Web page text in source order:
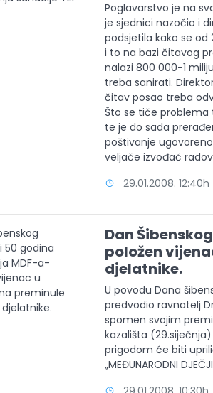
Poglavarstvo je na
je sjednici nazočio i
podsjetila kako se
i to na bazi čitavog
nalazi 800 000-1
treba sanirati.
čitav posao treba
Što se tiče problema
te je do sada
poštivanje
veljače izvođač
29.01.2008. 12:40h
Dan
položen
djelatnike.
U povodu Dana
predvodio ravnatelj
spomen svojim
kazališta
prigodom će biti
„MEĐUNARODNI